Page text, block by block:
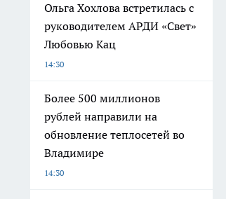
Ольга Хохлова встретилась с
руководителем АРДИ «Свет»
Любовью Кац
14:30
Более 500 миллионов
рублей направили на
обновление теплосетей во
Владимире
14:30